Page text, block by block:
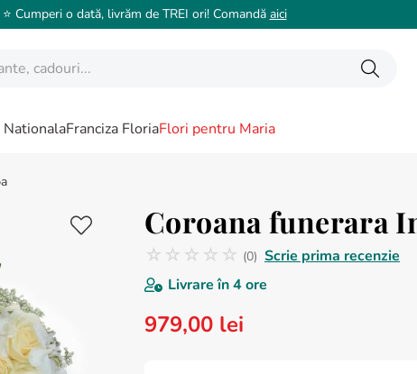
⭐️ Cumperi o dată, livrăm de TREI ori! Comandă aici
NationalaFranciza FloriaFlori pentru Maria
Coroana funerara
☆ ☆ ☆ ☆ ☆ (0)
Nicio recenzie
Scrie prima recenzie
Livrare în4 ore
979,00 lei